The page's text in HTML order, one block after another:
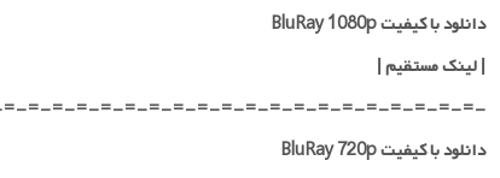
دانلود با کیفیت BluRay 1080p
|لینک مستقیم |
=-=-=-=-=-=-=-=-=-=-=-=-=-=-=-=-=-=-=-
دانلود با کیفیت BluRay 720p